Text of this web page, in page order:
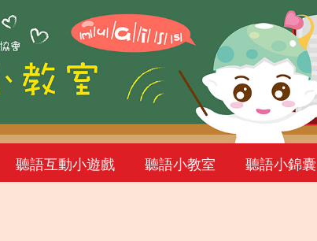
聽語互動小遊戲 聽語小教室 聽語小錦囊